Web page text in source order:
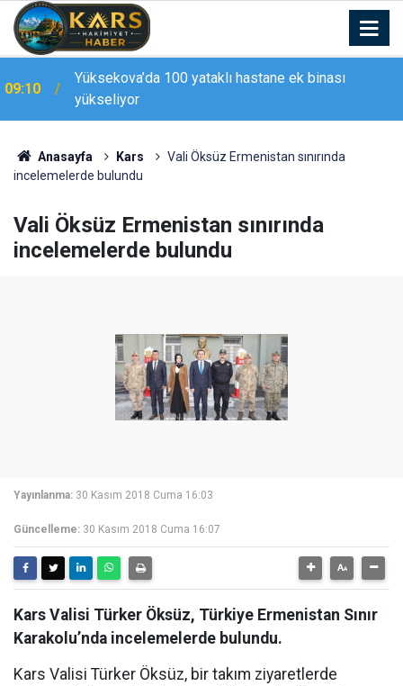
08:59
Kazım Karabekir Stadyumu, Galatasaray maçıyla
tam kapasiteyle kapılarını açacak
Anasayfa Kars
Vali Öksüz Ermenistan sınırında
incelemelerde bulundu
Vali Öksüz Ermenistan sınırında
incelemelerde bulundu
Yayınlanma: 30 Kasım 2018 Cuma 16:03
Güncelleme: 30 Kasım 2018 Cuma 16:07
Kars Valisi Türker Öksüz, Türkiye Ermenistan Sınır
Karakolu’nda incelemelerde bulundu.
Kars Valisi Türker Öksüz, bir takım ziyaretlerde